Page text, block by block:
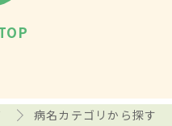
病名カテゴリから探す